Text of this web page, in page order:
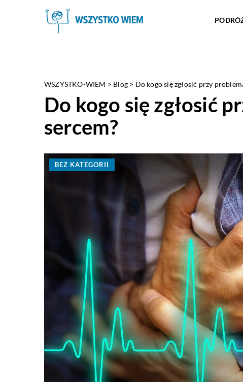
WSZYSTKO-WIEM > Blog > Do kogo się zgłosić przy
Do kogo się zgłosić
sercem?
BEZ KATEGORII